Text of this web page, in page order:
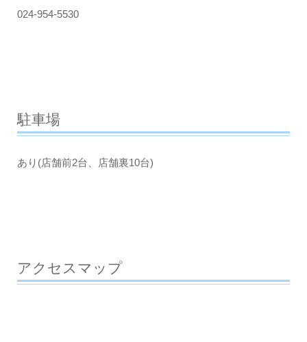
024-954-5530
駐車場
あり(店舗前2台、店舗裏10台)
アクセスマップ